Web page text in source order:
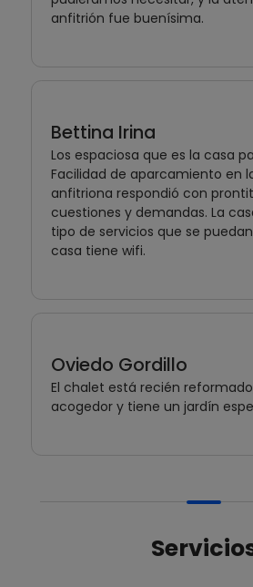
anfitrión fue buenísima.
Bettina Irina
Los espaciosa que es la casa
Facilidad de aparcamiento en
anfitriona respondió con
cuestiones y demandas. La
tipo de servicios que se
casa tiene wifi.
Oviedo Gordillo
El chalet está recién
acogedor y tiene un jardín